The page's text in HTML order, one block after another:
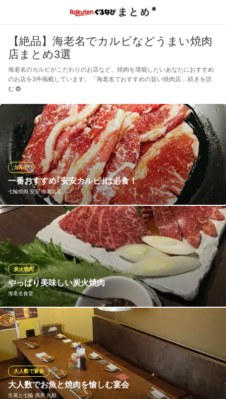
【絶品】海老名でカルビなどうまい焼肉
店まとめ3選
海老名のカルビがこだわりのお店など、焼肉を堪能したいあなたにおすすめ
のお店を3件掲載しています。「海老名でおすすめの旨い焼肉店
続きを読
む
一番おすすめ｢安安カルビ｣は必食！
七輪焼肉 安安 海老名店
カルビ
一押しは「安安」の名前が入った安安カルビ！お手頃に味わえ
る、赤身と脂身のバランスが良いカルビ♪こだわりの特注ダレが肉
のうまさを際立たせます！香ばしい七輪炭火で一押しの「安安カ
ルビ」を是非ご堪能ください！
七輪焼肉 安安 海老名店
炭火使用の低価格焼肉店
小田急小田原線海老名駅 徒歩5分
神奈川県海老名市中央2-2-7
やっぱり美味しい炭火焼肉
海老名食堂
炭火焼肉
炭火料理がおいしい理由の1つは炭火から放射される強い遠赤外線
によるものと言われます。その赤外線の輻射熱が表面を均一に一
気に焼き上げて、内部のうま味を閉じこめてしまう働きがあるん
です。炭火にこだわることにより、美味しいお肉をより美味しく
召し上がっていただけます。
海老名食堂
大人数でお魚と焼肉を愉しむ宴会
生簀と七輪 酒房 丸順
大人数で宴会